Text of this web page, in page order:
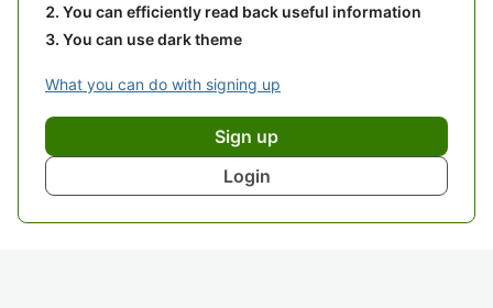
You can efficiently read back useful information
You can use dark theme
What you can do with signing up
Sign up
Login